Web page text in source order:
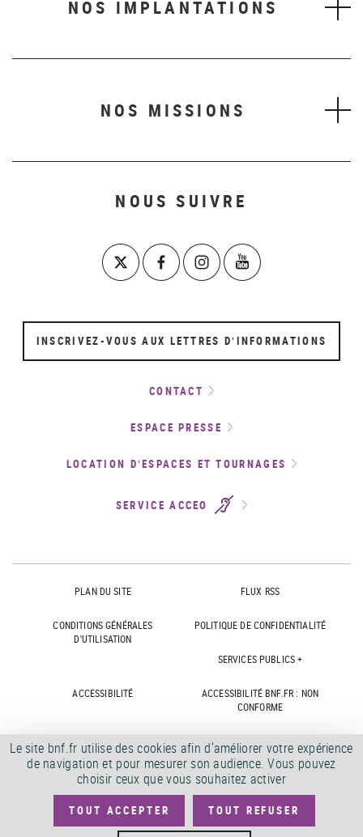
NOS IMPLANTATIONS
NOS MISSIONS
NOUS SUIVRE
INSCRIVEZ-VOUS AUX LETTRES D’INFORMATIONS
CONTACT
ESPACE PRESSE
LOCATION D’ESPACES ET TOURNAGES
SERVICE ACCEO
PLAN DU SITE FLUX RSS
CONDITIONS GÉNÉRALES
D'UTILISATION
POLITIQUE DE CONFIDENTIALITÉ
SERVICES PUBLICS +
ACCESSIBILITÉ
ACCESSIBILITÉ BNF.FR : NON
CONFORME
MARCHÉS PUBLICS OFFRES D'EMPLOI
DÉMATÉRIALISATION FACTURES CRÉDITS
©
Le site bnf.fr utilise des cookies afin d'améliorer votre expérience
de navigation et pour mesurer son audience. Vous pouvez
choisir ceux que vous souhaitez activer
TOUT ACCEPTER TOUT REFUSER